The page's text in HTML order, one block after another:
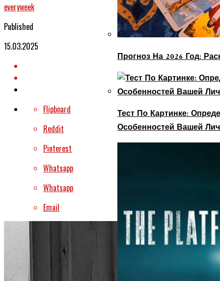
Прогноз На 2026 Год:
Тест По Картинке:
Особенностей Вашей
everyweek
Published
15.03.2025
Flipboard
Reddit
Pinterest
Whatsapp
Whatsapp
Email